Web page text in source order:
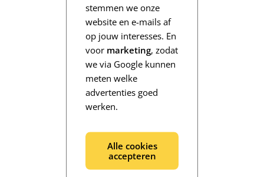
stemmen we onze
website en e-mails af
op jouw interesses. En
voor marketing, zodat
we via Google kunnen
meten welke
advertenties goed
werken.
Alle cookies
accepteren
De inhoud wordt geladen...